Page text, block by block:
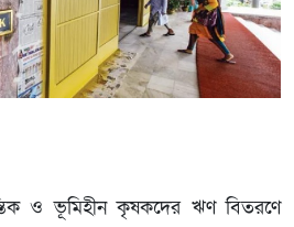
ও ভূমিহীন কৃষকদের ঋণ বিতরণে